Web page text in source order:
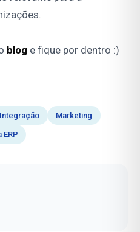
blog e fique por dentro :)
Integração Marketing
ERP